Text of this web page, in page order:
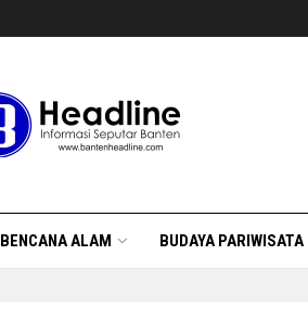
BENCANA ALAM BUDAYA PARIWISATA